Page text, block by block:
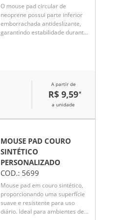
O mouse pad circular de
neoprene possui parte inferior
emborrachada antideslizante,
garantindo estabilidade durante
A partir de
R$ 9,59*
a unidade
MOUSE PAD COURO
SINTÉTICO
PERSONALIZADO
COD.: 5699
Mouse pad em couro sintético,
proporcionando uma superfície
suave e resistente para uso
diário. Ideal para ambientes de